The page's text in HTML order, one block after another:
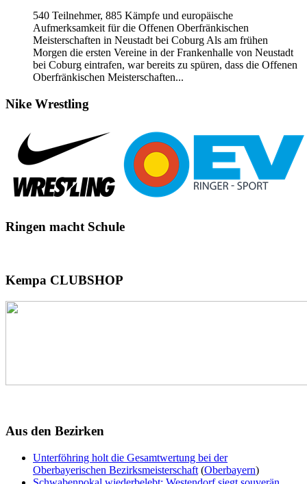
540 Teilnehmer, 885 Kämpfe und europäische
Aufmerksamkeit für die Offenen Oberfränkischen
Meisterschaften in Neustadt bei Coburg Als am frühen
Morgen die ersten Vereine in der Frankenhalle von Neustadt
bei Coburg eintrafen, war bereits zu spüren, dass die Offenen
Oberfränkischen Meisterschaften...
Nike Wrestling
Ringen macht Schule
Kempa CLUBSHOP
Aus den Bezirken
Unterföhring holt die Gesamtwertung bei der
Oberbayerischen Bezirksmeisterschaft (Oberbayern)